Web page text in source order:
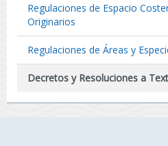
Regulaciones de Espacio
Originarios
Regulaciones de Áreas y
Decretos y Resoluciones a